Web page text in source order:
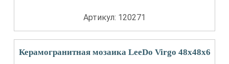
Артикул: 120271
Керамогранитная мозаика LeeDo Virgo 48x48x6